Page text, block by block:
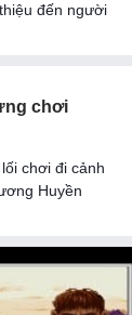
đến người
chơi
chơi đi cảnh
Huyền